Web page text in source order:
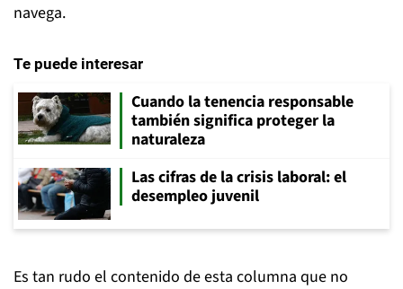
navega.
Te puede interesar
Cuando la tenencia responsable
también significa proteger la
naturaleza
Las cifras de la crisis laboral: el
desempleo juvenil
Es tan rudo el contenido de esta columna que no